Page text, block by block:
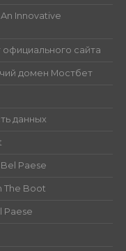
Innovative
сайта
домен Мостбет
данных
Paese
The Boot
Paese